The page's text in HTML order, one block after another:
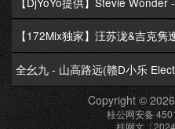
全幺九 - 山高路远(赣D小乐
Copyright ©
桂公网安备
桂网文〔